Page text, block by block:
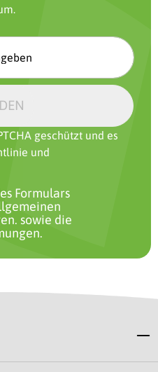
geschützt und es
und
Formulars
sowie die